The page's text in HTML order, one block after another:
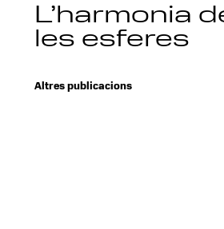
L’harmonia
les esferes
Altres publicacions